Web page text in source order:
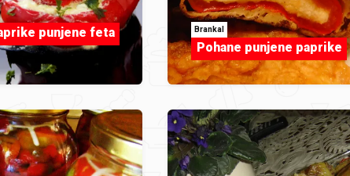
punjene feta
BrankaI
Pohane punjene paprike